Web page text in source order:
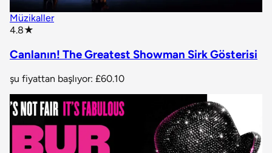
Müzikaller
4.8★
Canlanın! The Greatest Showman Sirk Gösterisi
şu fiyattan başlıyor: £60.10